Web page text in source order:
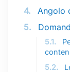
4.
Angolo
5.
5.1.
5.2.